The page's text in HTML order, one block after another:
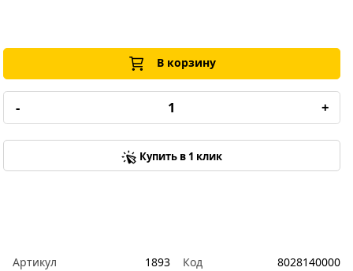
В корзину
- +
Купить в 1 клик
Артикул
1893
Код
8028140000